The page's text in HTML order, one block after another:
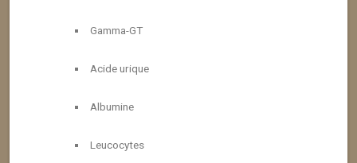
Gamma-GT
Acide urique
Albumine
Leucocytes